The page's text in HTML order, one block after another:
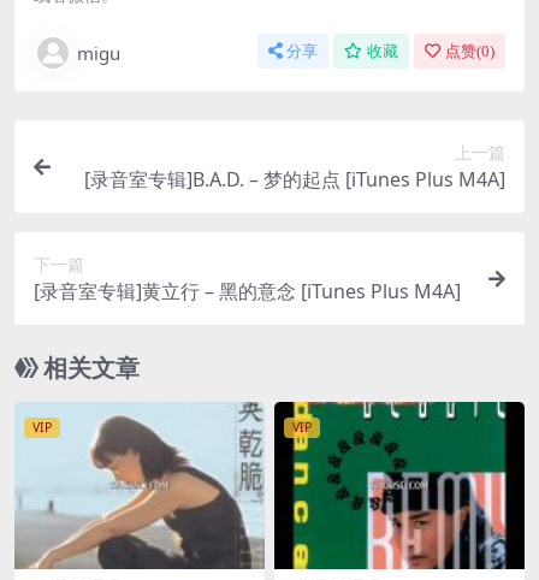
migu 分享 收藏 点赞(0)
上一篇
[录音室专辑]B.A.D. – 梦的起点 [iTunes Plus M4A]
下一篇
[录音室专辑]黄立行 – 黑的意念 [iTunes Plus M4A]
相关文章
VIP VIP